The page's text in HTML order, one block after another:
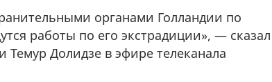
органами Голландии по
работы по его экстрадиции», — сказал
Темур Долидзе в эфире телеканала